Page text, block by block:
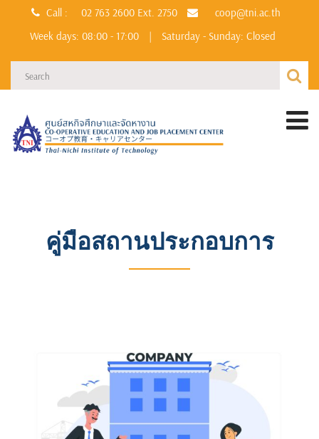
Call : 02 763 2600 Ext. 2750
coop@tni.ac.th
Week days: 08:00 - 17:00
| Saturday - Sunday: Closed
คู่มือสถานประกอบการ